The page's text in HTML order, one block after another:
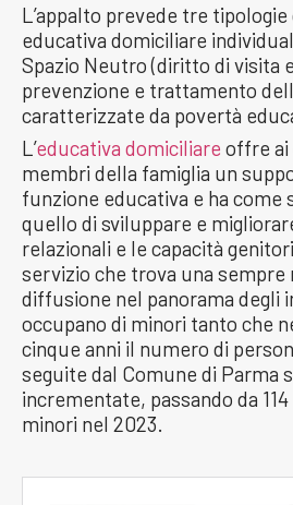
L’appalto prevede tre
educativa domiciliare
Spazio Neutro (diritto di visita
prevenzione e trattamento
caratterizzate da povertà
L’educativa domiciliare offre ai
membri della famiglia un
funzione educativa e ha come
quello di sviluppare e
relazionali e le capacità
servizio che trova una sempre
diffusione nel panorama degli
occupano di minori tanto che
cinque anni il numero di
seguite dal Comune di Parma
incrementate, passando da 114
minori nel 2023.